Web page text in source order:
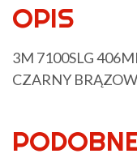
OPIS
3M 7100SLG
CZARNY